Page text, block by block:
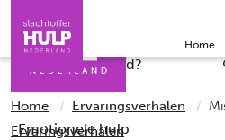
Iemand helpen Word
Wat is er gebeurd?
Emotionele hulp
Home
Home Ervaringsverhalen
Ervaringsverhalen